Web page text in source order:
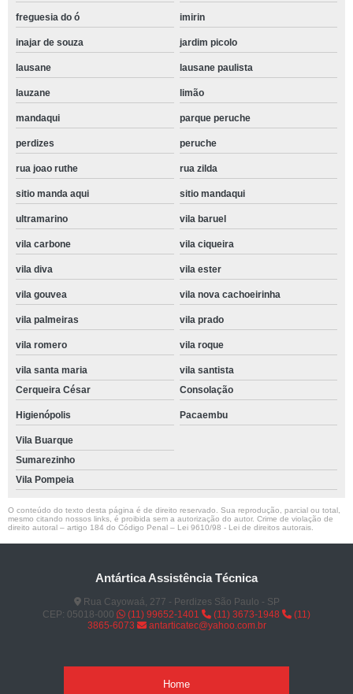
freguesia do ó imirin
inajar de souza jardim picolo
lausane lausane paulista
lauzane limão
mandaqui parque peruche
perdizes peruche
rua joao ruthe rua zilda
sitio manda aqui sitio mandaqui
ultramarino vila baruel
vila carbone vila ciqueira
vila diva vila ester
vila gouvea vila nova cachoeirinha
vila palmeiras vila prado
vila romero vila roque
vila santa maria
vila santista
Cerqueira César
Consolação
Higienópolis Pacaembu
Vila Buarque
Sumarezinho
Vila Pompeia
O conteúdo do texto desta página é de direito reservado. Sua reprodução, parcial ou total,
mesmo citando nossos links, é proibida sem a autorização do autor. Crime de violação de
direito autoral – artigo 184 do Código Penal – Lei 9610/98 - Lei de direitos autorais
Antártica Assistência Técnica
Rua Cayowaá, 277 - Perdizes São Paulo - SP
CEP: 05018-000
(11) 99652-1401 (11) 3673-1948
(11)
3865-6073
antarticatec@yahoo.com.br
Home